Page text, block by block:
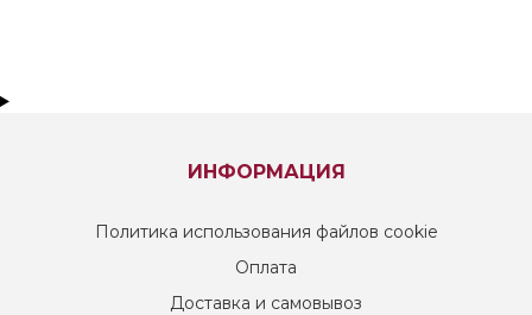
ИНФОРМАЦИЯ
Политика использования файлов cookie
Оплата
Доставка и самовывоз